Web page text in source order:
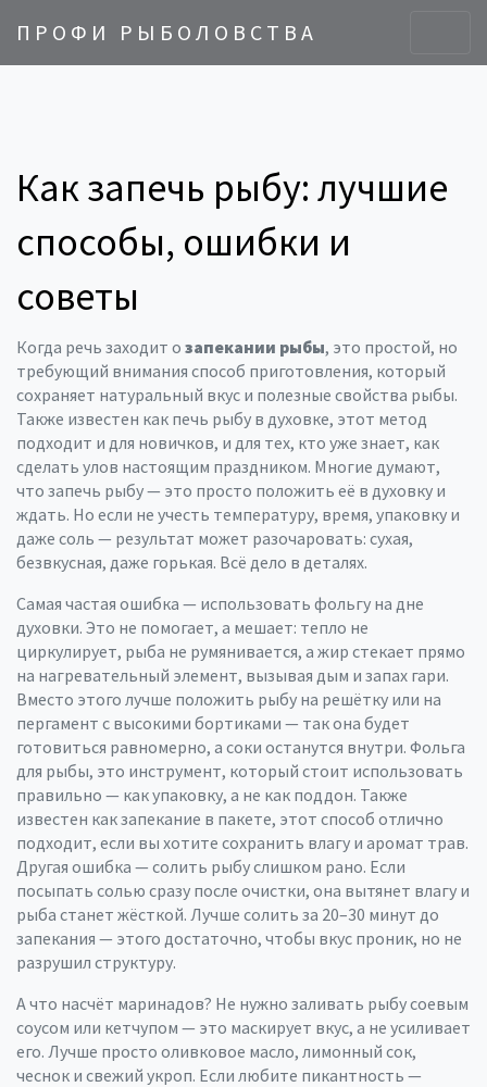
ПРОФИ РЫБОЛОВСТВА
Как запечь рыбу: лучшие
способы, ошибки и
советы
Когда речь заходит о запекании рыбы, это простой, но
требующий внимания способ приготовления, который
сохраняет натуральный вкус и полезные свойства рыбы.
Также известен как печь рыбу в духовке, этот метод
подходит и для новичков, и для тех, кто уже знает, как
сделать улов настоящим праздником. Многие думают,
что запечь рыбу — это просто положить её в духовку и
ждать. Но если не учесть температуру, время, упаковку и
даже соль — результат может разочаровать: сухая,
безвкусная, даже горькая. Всё дело в деталях.
Самая частая ошибка — использовать фольгу на дне
духовки. Это не помогает, а мешает: тепло не
циркулирует, рыба не румянивается, а жир стекает прямо
на нагревательный элемент, вызывая дым и запах гари.
Вместо этого лучше положить рыбу на решётку или на
пергамент с высокими бортиками — так она будет
готовиться равномерно, а соки останутся внутри. Фольга
для рыбы, это инструмент, который стоит использовать
правильно — как упаковку, а не как поддон. Также
известен какзапекание в пакете, этот способ отлично
подходит, если вы хотите сохранить влагу и аромат трав.
Другая ошибка — солить рыбу слишком рано. Если
посыпать солью сразу после очистки, она вытянет влагу и
рыба станет жёсткой. Лучше солить за 20–30 минут до
запекания — этого достаточно, чтобы вкус проник, но не
разрушил структуру.
А что насчёт маринадов? Не нужно заливать рыбу соевым
соусом или кетчупом — это маскирует вкус, а не усиливает
его. Лучше просто оливковое масло, лимонный сок,
чеснок и свежий укроп. Если любите пикантность —